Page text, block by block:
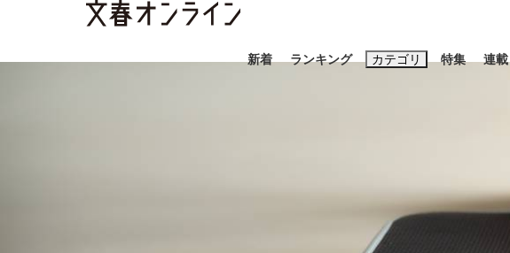
新着 ランキング カテゴリ 特集 連載
#三山凌輝 #高市早苗
#玉木雄一郎